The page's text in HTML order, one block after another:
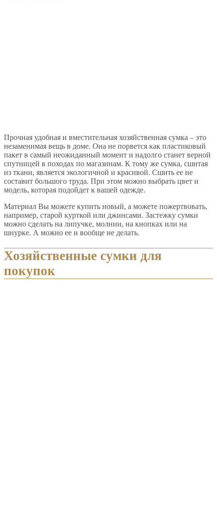
Прочная удобная и вместительная хозяйственная сумка – это
незаменимая вещь в доме. Она не порвется как пластиковый
пакет в самый неожиданный момент и надолго станет верной
спутницей в походах по магазинам. К тому же сумка, сшитая
из ткани, является экологичной и красивой. Сшить ее не
составит большого труда. При этом можно выбрать цвет и
модель, которая подойдет к вашей одежде.
Материал Вы можете купить новый, а можете пожертвовать,
например, старой курткой или джинсами. Застежку сумки
можно сделать на липучке, молнии, на кнопках или на
шнурке. А можно ее и вообще не делать.
Хозяйственные сумки для
покупок